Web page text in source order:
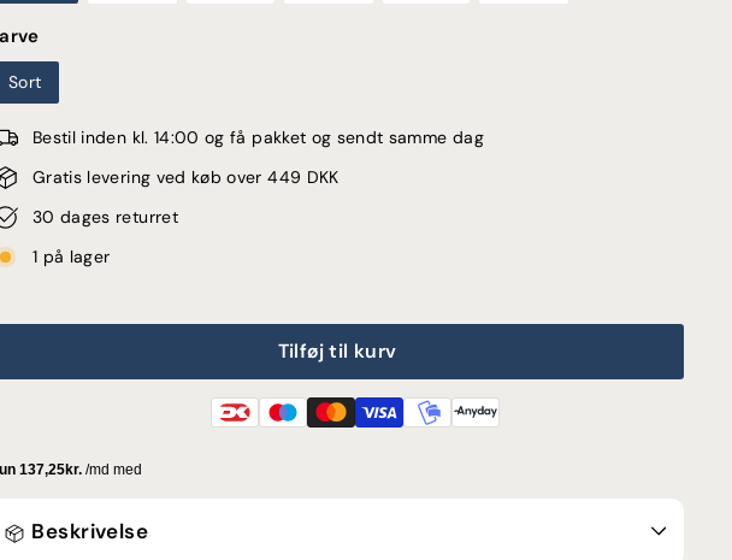
Sort
Bestil inden kl. 14:00 og få pakket og sendt samme dag
Gratis levering ved køb over 449 DKK
30 dages returret
1 på lager
Tilføj til kurv
Beskrivelse